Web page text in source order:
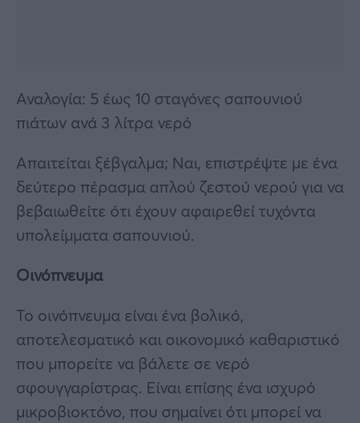
Αναλογία: 5 έως 10 σταγόνες σαπουνιού
πιάτων ανά 3 λίτρα νερό
Απαιτείται ξέβγαλμα; Ναι, επιστρέψτε με ένα
δεύτερο πέρασμα απλού ζεστού νερού για να
βεβαιωθείτε ότι έχουν αφαιρεθεί τυχόντα
υπολείμματα σαπουνιού.
Οινόπνευμα
Το οινόπνευμα είναι ένα βολικό,
αποτελεσματικό και οικονομικό καθαριστικό
που μπορείτε να βάλετε σε νερό
σφουγγαρίστρας. Είναι επίσης ένα ισχυρό
μικροβιοκτόνο, που σημαίνει ότι μπορεί να